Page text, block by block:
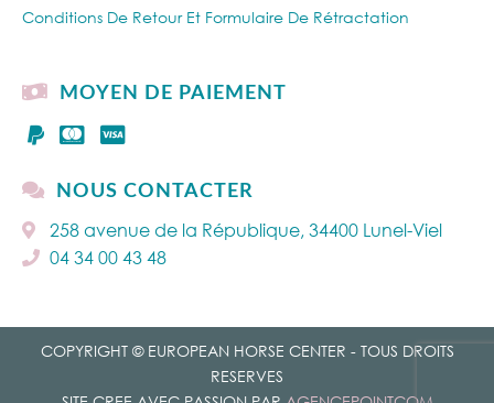
Conditions De Retour Et Formulaire De Rétractation
MOYEN DE PAIEMENT
NOUS CONTACTER
258 avenue de la République, 34400 Lunel-Viel
04 34 00 43 48
COPYRIGHT © EUROPEAN HORSE CENTER - TOUS DROITS
RESERVES